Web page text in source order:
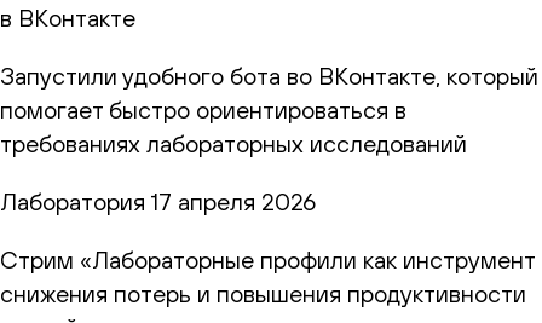
в ВКонтакте
Запустили удобного бота во ВКонтакте, который
помогает быстро ориентироваться в
требованиях лабораторных исследований
Лаборатория 17 апреля 2026
Стрим «Лабораторные профили как инструмент
снижения потерь и повышения продуктивности